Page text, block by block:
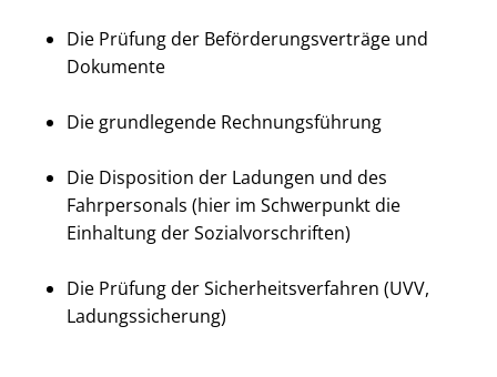
Die Prüfung der Beförderungsverträge und
Dokumente
Die grundlegende Rechnungsführung
Die Disposition der Ladungen und des
Fahrpersonals (hier im Schwerpunkt die
Einhaltung der Sozialvorschriften)
Die Prüfung der Sicherheitsverfahren (UVV,
Ladungssicherung)